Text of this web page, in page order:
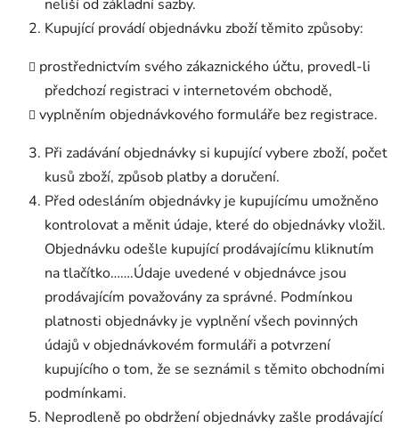
neliší od základní sazby.
Kupující provádí objednávku zboží těmito způsoby:
prostřednictvím svého zákaznického účtu, provedl-li
předchozí registraci v internetovém obchodě,
vyplněním objednávkového formuláře bez registrace.
Při zadávání objednávky si kupující vybere zboží, počet
kusů zboží, způsob platby a doručení.
Před odesláním objednávky je kupujícímu umožněno
kontrolovat a měnit údaje, které do objednávky vložil.
Objednávku odešle kupující prodávajícímu kliknutím
na tlačítko…….Údaje uvedené v objednávce jsou
prodávajícím považovány za správné. Podmínkou
platnosti objednávky je vyplnění všech povinných
údajů v objednávkovém formuláři a potvrzení
kupujícího o tom, že se seznámil s těmito obchodními
podmínkami.
Neprodleně po obdržení objednávky zašle prodávající